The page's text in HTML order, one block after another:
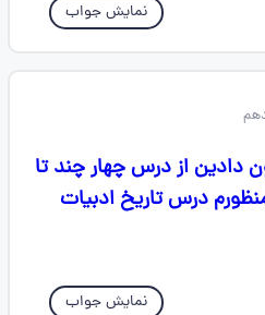
نمایش جواب
دادین از درس چهار چند تا
درس تاریخ ادبیات
نمایش جواب